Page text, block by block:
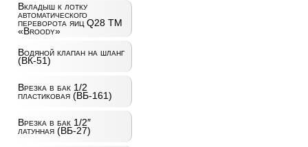
Вкладыш к лотку
автоматического
переворота яиц Q28 ТМ
«Broody»
Водяной клапан на шланг
(ВК-51)
Врезка в бак 1/2
пластиковая (ВБ-161)
Врезка в бак 1/2″
латунная (ВБ-27)